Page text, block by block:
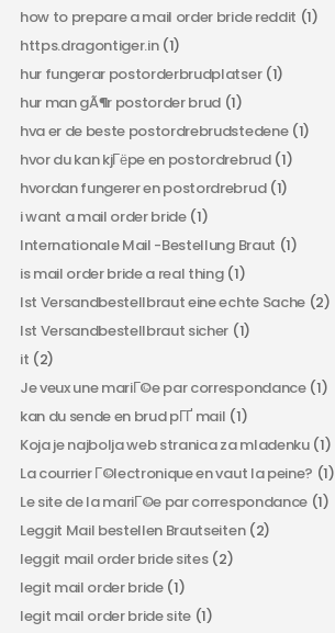
how to prepare a mail order bride reddit (1)
https.dragontiger.in(1)
hur fungerar postorderbrudplatser(1)
hur man gÃ¶r postorder brud (1)
hva er de beste postordrebrudstedene(1)
hvor du kan kjГёpe en postordrebrud(1)
hvordan fungerer en postordrebrud(1)
i want a mail order bride(1)
Internationale Mail -Bestellung Braut (1)
is mail order bride a real thing(1)
Ist Versandbestellbraut eine echte Sache(2)
Ist Versandbestellbraut sicher (1)
it (2)
Je veux une mariГ©e par correspondance(1)
kan du sende en brud pГҐ mail (1)
Koja je najbolja web stranica za mladenku(1)
La courrier Г©lectronique en vaut la peine? (1)
Le site de la mariГ©e par correspondance(1)
Leggit Mail bestellen Brautseiten(2)
leggit mail order bride sites(2)
legit mail order bride(1)
legit mail order bride site (1)